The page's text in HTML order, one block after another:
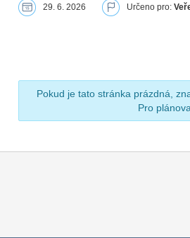
29. 6. 2026 Určeno pro:
Pokud je tato stránka prázdná,
Pro